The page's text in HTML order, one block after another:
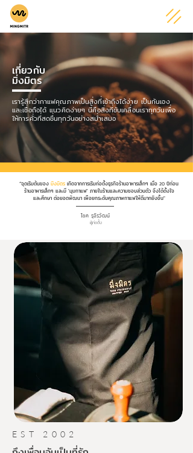
เกี่ยวกับ
มิ่งมิตร
เรารู้สึกว่ากาแฟคุณภาพเป็นสิ่งที่เข้าถึงได้ง่าย เป็นกันเอง
และเชื่อถือได้ แนวคิดง่ายๆ นี้คือสิ่งที่ขับเคลื่อนเราทุกวันเพื่อ
ให้การคั่วที่สดชื่นทุกวันอย่างสม่ำเสมอ
“จุดเริ่มต้นของ มิ่งมิตร เกิดจากการเริ่มก่อตั้งธุรกิจร้านอาหารเล็กๆ เมื่อ 20 ปีก่อน
ร้านอาหารเล็กๆ และมี 'มุมกาแฟ' ภายในร้านและความชอบส่วนตัว จึงได้ตั้งใจ
และศึกษา ต่อยอดพัฒนา เพื่อยกระดับคุณภาพกาแฟให้ดีมากยิ่งขึ้น"
โชค รุจิรวัฒน์
ผู้ก่อตั้ง
EST 2002